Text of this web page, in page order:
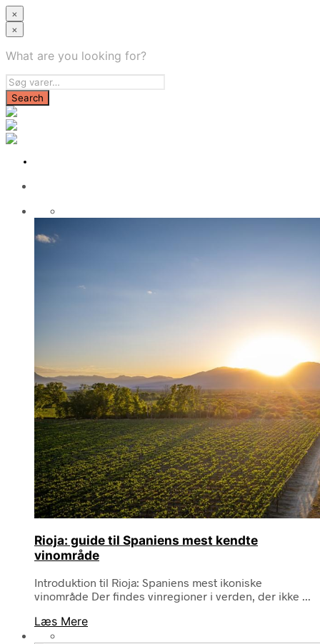
×
×
What are you looking for?
Rioja: guide til Spaniens mest kendte
vinområde
Introduktion til Rioja: Spaniens mest ikoniske
vinområde Der findes vinregioner i verden, der ikke ...
Læs Mere